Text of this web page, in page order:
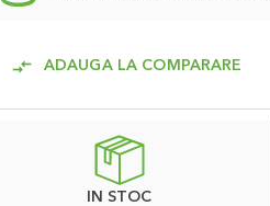
ADAUGA LA COMPARARE
IN STOC